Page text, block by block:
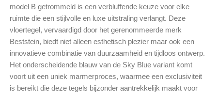
model B getrommeld is een verbluffende keuze voor elke
ruimte die een stijlvolle en luxe uitstraling verlangt. Deze
vloertegel, vervaardigd door het gerenommeerde merk
Beststein, biedt niet alleen esthetisch plezier maar ook een
innovatieve combinatie van duurzaamheid en tijdloos ontwerp.
Het onderscheidende blauw van de Sky Blue variant komt
voort uit een uniek marmerproces, waarmee een exclusiviteit
is bereikt die deze tegels bijzonder aantrekkelijk maakt voor